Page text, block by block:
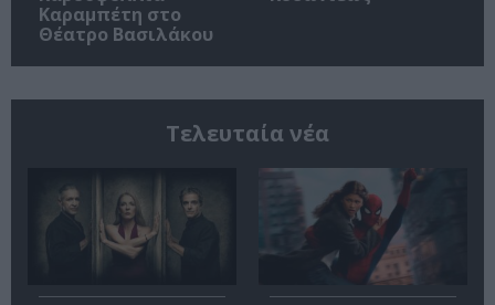
Καραμπέτη στο
Θέατρο Βασιλάκου
Τελευταία νέα